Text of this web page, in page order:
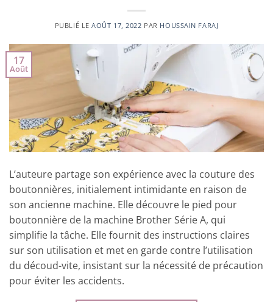
PUBLIÉ LEAOÛT 17, 2022 PAR HOUSSAIN FARAJ
17
Août
L’auteure partage son expérience avec la couture des
boutonnières, initialement intimidante en raison de
son ancienne machine. Elle découvre le pied pour
boutonnière de la machine Brother Série A, qui
simplifie la tâche. Elle fournit des instructions claires
sur son utilisation et met en garde contre l’utilisation
du découd-vite, insistant sur la nécessité de précaution
pour éviter les accidents.